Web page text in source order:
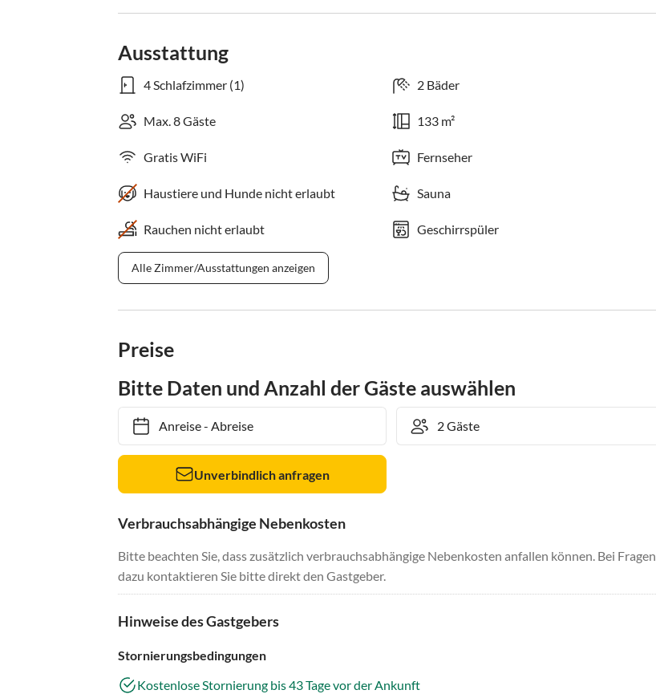
Ausstattung
4 Schlafzimmer (1) 2 Bäder
Max. 8 Gäste 133 m²
Gratis WiFi Fernseher
Haustiere und Hunde nicht erlaubt Sauna
Rauchen nicht erlaubt Geschirrspüler
Alle Zimmer/Ausstattungen anzeigen
Preise
Bitte Daten und Anzahl der Gäste auswählen
Anreise- Abreise
Unverbindlich anfragen
Verbrauchsabhängige Nebenkosten
Bitte beachten Sie, dass zusätzlich verbrauchsabhängige Nebenkosten anfallen können. Bei Fragen
dazu kontaktieren Sie bitte direkt den Gastgeber.
Hinweise des Gastgebers
Stornierungsbedingungen
Kostenlose Stornierung bis 43 Tage vor der Ankunft